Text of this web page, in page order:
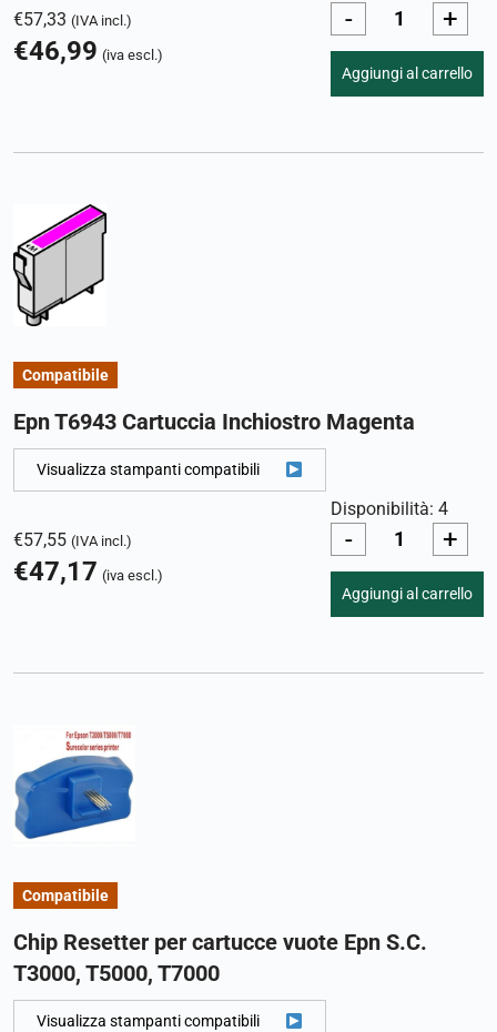
€57,33 (IVA incl.)
€46,99 (iva escl.)
- +
Aggiungi al carrello
Compatibile
Epn T6943 Cartuccia Inchiostro Magenta
Visualizza stampanti compatibili
€57,55 (IVA incl.)
€47,17 (iva escl.)
Disponibilità: 4
- +
Aggiungi al carrello
Compatibile
Chip Resetter per cartucce vuote Epn S.C.
T3000, T5000, T7000
Visualizza stampanti compatibili